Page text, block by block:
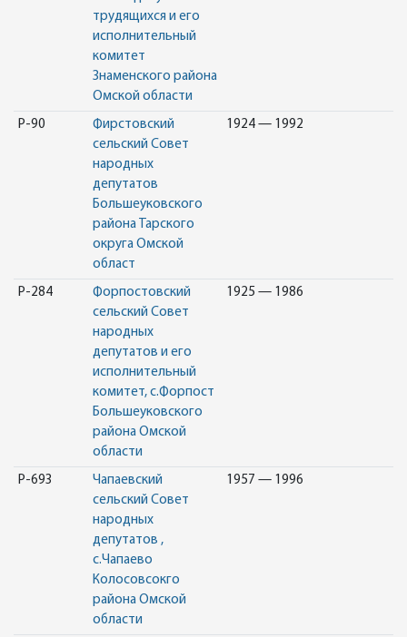
трудящихся и его
исполнительный
комитет
Знаменского района
Омской области
Р-90
Фирстовский
сельский Совет
народных
депутатов
Большеуковского
района Тарского
округа Омской
област
1924 — 1992
Р-284
Форпостовский
сельский Совет
народных
депутатов и его
исполнительный
комитет, с.Форпост
Большеуковского
района Омской
области
1925 — 1986
Р-693
Чапаевский
сельский Совет
народных
депутатов ,
с.Чапаево
Колосовсокго
района Омской
области
1957 — 1996